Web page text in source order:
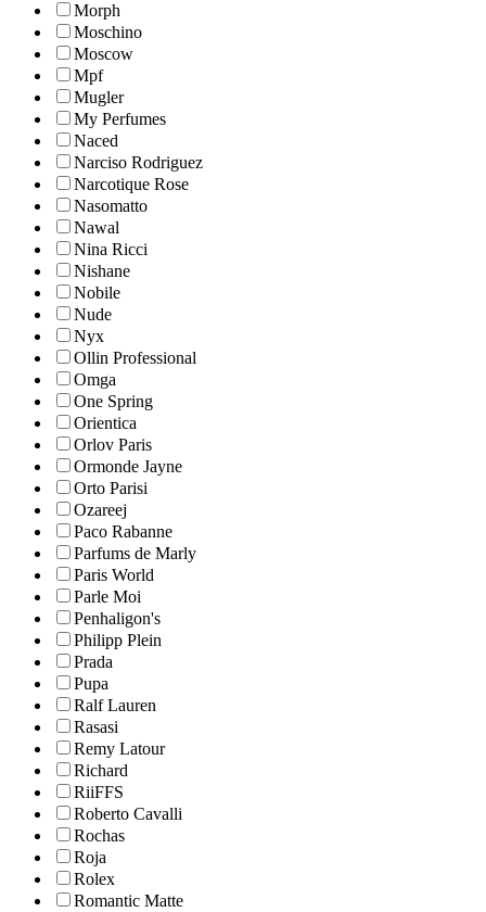
Morph
Moschino
Moscow
Mpf
Mugler
My Perfumes
Naced
Narciso Rodriguez
Narcotique Rose
Nasomatto
Nawal
Nina Ricci
Nishane
Nobile
Nude
Nyx
Ollin Professional
Omga
One Spring
Orientica
Orlov Paris
Ormonde Jayne
Orto Parisi
Ozareej
Paco Rabanne
Parfums de Marly
Paris World
Parle Moi
Penhaligon's
Philipp Plein
Prada
Pupa
Ralf Lauren
Rasasi
Remy Latour
Richard
RiiFFS
Roberto Cavalli
Rochas
Roja
Rolex
Romantic Matte